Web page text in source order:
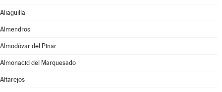
Aliaguilla
Almendros
Almodóvar del Pinar
Almonacid del Marquesado
Altarejos